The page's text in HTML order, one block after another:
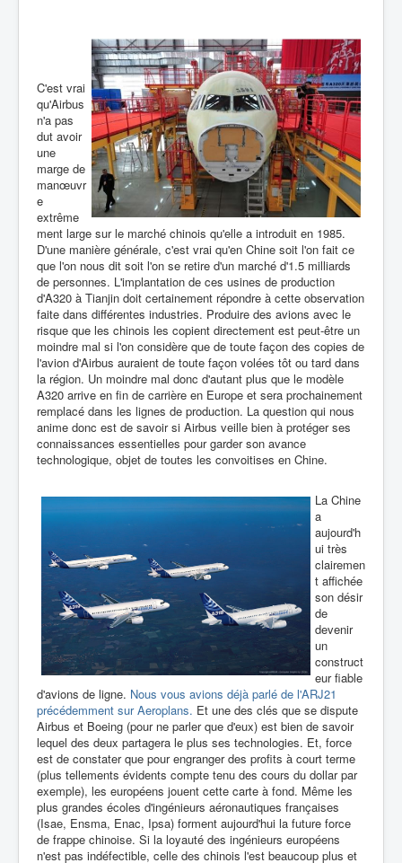
C'est vrai
qu'Airbus
n'a pas
dut avoir
une
marge de
manœuvr
e
extrême
ment large sur le marché chinois qu'elle a introduit en 1985.
D'une manière générale, c'est vrai qu'en Chine soit l'on fait ce
que l'on nous dit soit l'on se retire d'un marché d'1.5 milliards
de personnes. L'implantation de ces usines de production
d'A320 à Tianjin doit certainement répondre à cette observation
faite dans différentes industries. Produire des avions avec le
risque que les chinois les copient directement est peut-être un
moindre mal si l'on considère que de toute façon des copies de
l'avion d'Airbus auraient de toute façon volées tôt ou tard dans
la région. Un moindre mal donc d'autant plus que le modèle
A320 arrive en fin de carrière en Europe et sera prochainement
remplacé dans les lignes de production. La question qui nous
anime donc est de savoir si Airbus veille bien à protéger ses
connaissances essentielles pour garder son avance
technologique, objet de toutes les convoitises en Chine.
La Chine
a
aujourd'h
ui très
clairemen
t affichée
son désir
de
devenir
un
construct
eur fiable
d'avions de ligne. Nous vous avions déjà parlé de l'ARJ21
précédemment sur Aeroplans. Et une des clés que se dispute
Airbus et Boeing (pour ne parler que d'eux) est bien de savoir
lequel des deux partagera le plus ses technologies. Et, force
est de constater que pour engranger des profits à court terme
(plus tellements évidents compte tenu des cours du dollar par
exemple), les européens jouent cette carte à fond. Même les
plus grandes écoles d'ingénieurs aéronautiques françaises
(Isae, Ensma, Enac, Ipsa) forment aujourd'hui la future force
de frappe chinoise. Si la loyauté des ingénieurs européens
n'est pas indéfectible, celle des chinois l'est beaucoup plus et